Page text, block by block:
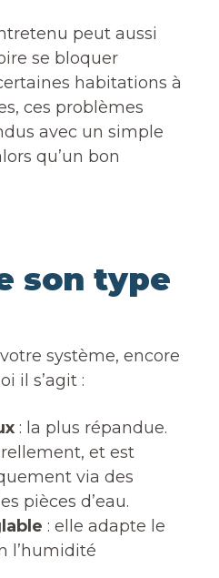
peut aussi
se bloquer
habitations à
ces problèmes
avec un simple
qu’un bon
son type
système, encore
il s’agit :
: la plus répandue.
et est
via des
pièces d’eau.
: elle adapte le
l’humidité